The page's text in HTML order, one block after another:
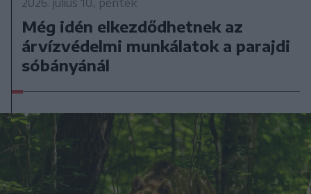
Még idén elkezdődhetnek az
árvízvédelmi munkálatok a parajdi
sóbányánál